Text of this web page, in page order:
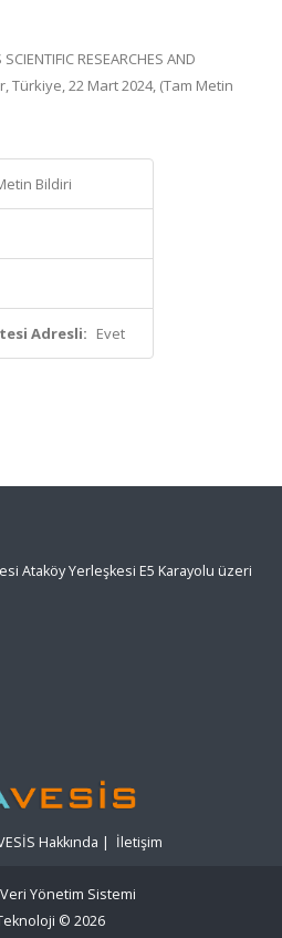
RESEARCHES AND
Türkiye, 22 Mart 2024, (Tam Metin
Bildiri
Adresli: Evet
Ataköy Yerleşkesi E5 Karayolu üzeri
Hakkında | İletişim
Yönetim Sistemi
© 2026